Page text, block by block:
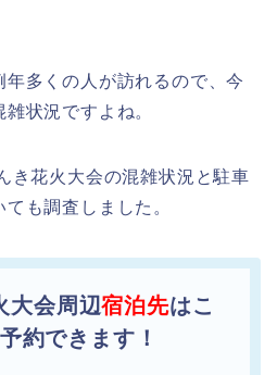
多くの人が訪れるので、今
状況ですよね。
き花火大会の混雑状況と駐車
も調査しました。
大会周辺宿泊先はこ
約できます！